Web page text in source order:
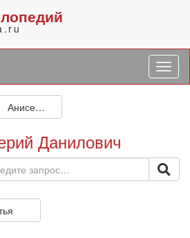
Анисенко Валерий Данилович
Данилович